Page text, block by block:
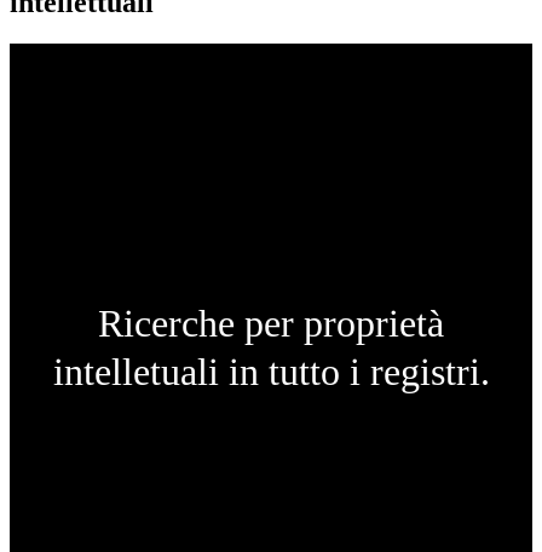
Ricerche per proprietà
intelletuali in tutto i registri.